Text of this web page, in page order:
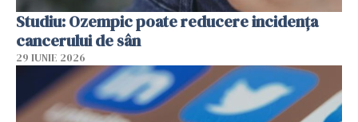
Studiu: Ozempic poate reducere incidența
cancerului de sân
29 IUNIE 2026